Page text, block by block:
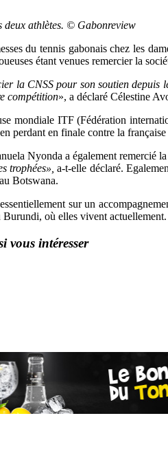
deux athlètes. © Gabonreview
du tennis gabonais chez les
étant venues remercier la
la CNSS pour son soutien
compétition», a déclaré Célestine
mondiale ITF (Fédération
perdant en finale contre la
Nyonda a également remercié
trophées», a-t-elle déclaré.
Botswana.
sur un
où elles vivent
vous intéresser